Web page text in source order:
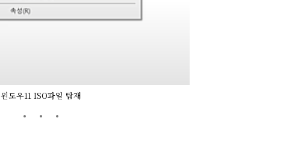
윈도우11 ISO파일 탑재